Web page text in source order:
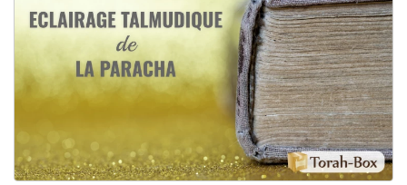
3 personnes viennent de faire un don pour Événements Torah-Box